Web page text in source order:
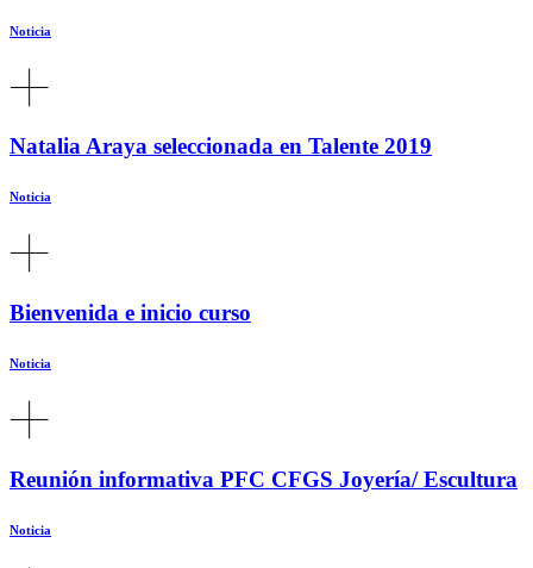
Noticia
Natalia Araya seleccionada en Talente 2019
Noticia
Bienvenida e inicio curso
Noticia
Reunión informativa PFC CFGS Joyería/ Escultura
Noticia